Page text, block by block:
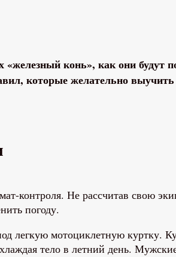
конь», как они будут
которые желательно
контроля. Не рассчитав свою
погоду.
легкую мотоциклетную куртку.
тело в летний день.